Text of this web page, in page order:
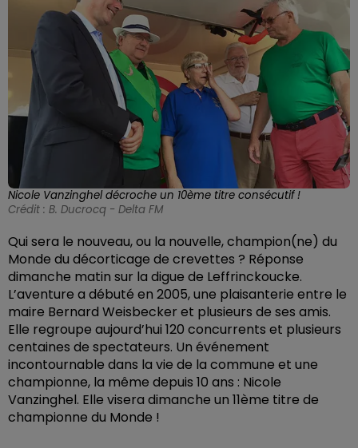
Nicole Vanzinghel décroche un 10ème titre consécutif !
Crédit : B. Ducrocq - Delta FM
Qui sera le nouveau, ou la nouvelle, champion(ne) du
Monde du décorticage de crevettes ? Réponse
dimanche matin sur la digue de Leffrinckoucke.
L’aventure a débuté en 2005, une plaisanterie entre le
maire Bernard Weisbecker et plusieurs de ses amis.
Elle regroupe aujourd’hui 120 concurrents et plusieurs
centaines de spectateurs. Un événement
incontournable dans la vie de la commune et une
championne, la même depuis 10 ans : Nicole
Vanzinghel. Elle visera dimanche un 11ème titre de
championne du Monde !